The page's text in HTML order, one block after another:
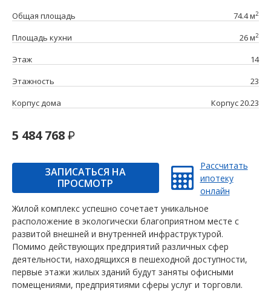
Общая площадь
74.4 м2
Площадь кухни 26 м2
Этаж
14
Этажность
23
Корпус дома
Корпус 20.23
5 484 768
ЗАПИСАТЬСЯ НА
ПРОСМОТР
Рассчитать
ипотеку
онлайн
Жилой комплекс успешно сочетает уникальное
расположение в экологически благоприятном месте с
развитой внешней и внутренней инфраструктурой.
Помимо действующих предприятий различных сфер
деятельности, находящихся в пешеходной доступности,
первые этажи жилых зданий будут заняты офисными
помещениями, предприятиями сферы услуг и торговли.